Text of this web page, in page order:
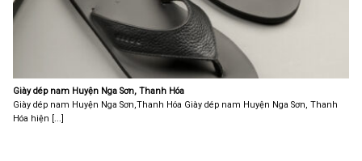
Giày dép nam Huyện Nga Sơn, Thanh Hóa
Giày dép nam Huyện Nga Sơn,Thanh Hóa Giày dép nam Huyện Nga Sơn, Thanh
Hóa hiện [...]